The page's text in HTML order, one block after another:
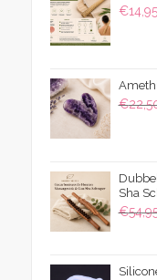
€14,95
€
Sha
€